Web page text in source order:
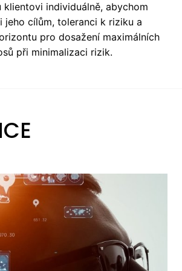
klientovi individuálně, abychom
jeho cílům, toleranci k riziku a
pro dosažení maximálních
při minimalizaci rizik.